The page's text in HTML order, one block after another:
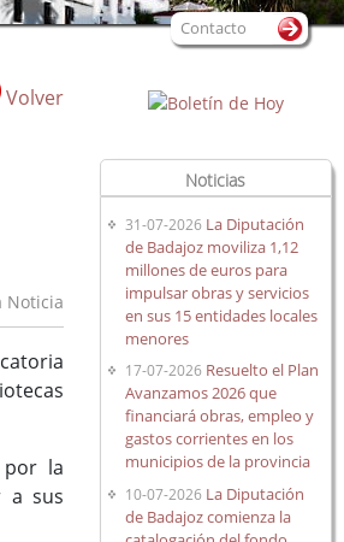
Volver
por la
a sus
Contacto
Noticias
31-07-2026 La Diputación
de Badajoz moviliza 1,12
millones de euros para
impulsar obras y servicios
en sus 15 entidades locales
menores
17-07-2026 Resuelto el Plan
Avanzamos 2026 que
financiará obras, empleo y
gastos corrientes en los
municipios de la provincia
10-07-2026 La Diputación
de Badajoz comienza la